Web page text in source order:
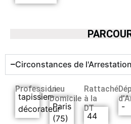
Circonstances de l'Arrestation
Profession
tapissier-
décorateur
Lieu
Domicile
Paris
(75)
Rattaché
à la
DT
44
-